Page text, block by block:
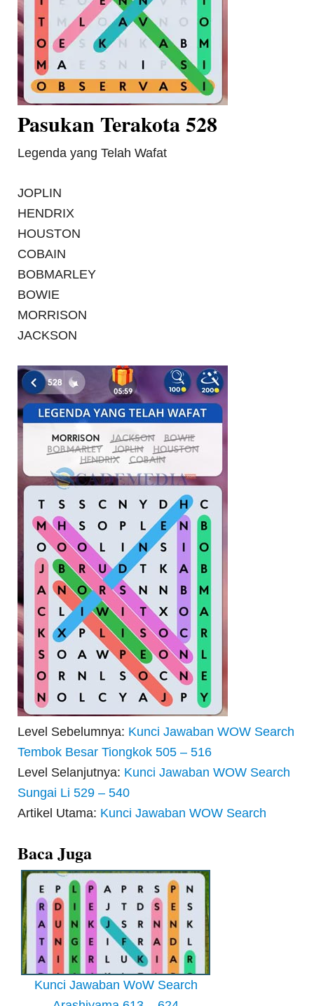
Pasukan Terakota 528
Legenda yang Telah Wafat
JOPLIN
HENDRIX
HOUSTON
COBAIN
BOBMARLEY
BOWIE
MORRISON
JACKSON
Level Sebelumnya: Kunci Jawaban WOW Search
Tembok Besar Tiongkok 505 – 516
Level Selanjutnya: Kunci Jawaban WOW Search
Sungai Li 529 – 540
Artikel Utama: Kunci Jawaban WOW Search
Baca Juga
Kunci Jawaban WoW Search